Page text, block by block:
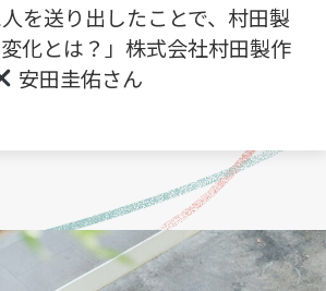
人を送り出したことで、村田製
化とは？」株式会社村田製作
安田圭佑さん